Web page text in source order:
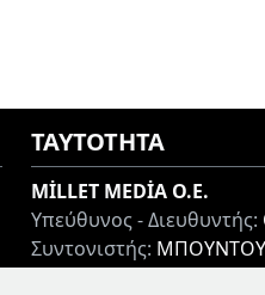
ΤΑΥΤΟΤΗΤΑ
MİLLET MEDİA O.E.
Υπεύθυνος - Διευθυντής:
Συντονιστής: